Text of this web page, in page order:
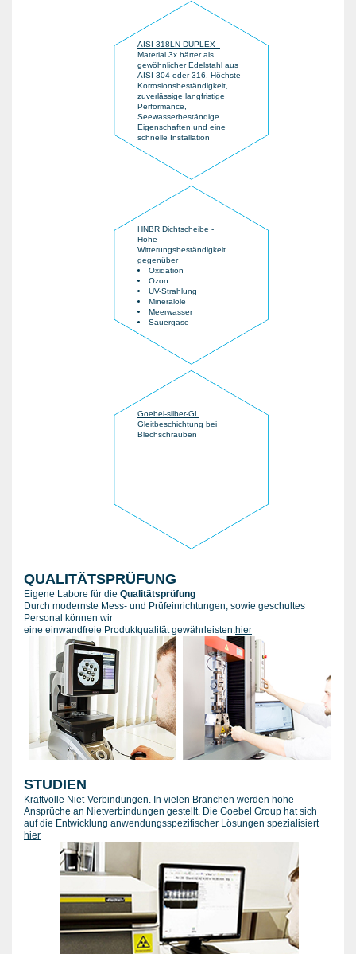
AISI 318LN DUPLEX -
Material 3x härter als
gewöhnlicher Edelstahl aus
AISI 304 oder 316. Höchste
Korrosionsbeständigkeit,
zuverlässige langfristige
Performance,
Seewasserbeständige
Eigenschaften und eine
schnelle Installation
HNBR Dichtscheibe -
Hohe
Witterungsbeständigkeit
gegenüber
Oxidation
Ozon
UV-Strahlung
Mineralöle
Meerwasser
Sauergase
Goebel-silber-GL
Gleitbeschichtung bei
Blechschrauben
QUALITÄTSPRÜFUNG
Eigene Labore für die Qualitätsprüfung
Durch modernste Mess- und Prüfeinrichtungen, sowie geschultes
Personal können wir
eine einwandfreie Produktqualität gewährleisten. hier
STUDIEN
Kraftvolle Niet-Verbindungen. In vielen Branchen werden hohe
Ansprüche an Nietverbindungen gestellt. Die Goebel Group hat sich
auf die Entwicklung anwendungsspezifischer Lösungen spezialisiert
hier